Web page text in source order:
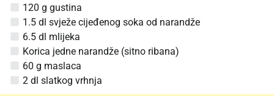
120 g gustina
1.5 dl svježe cijeđenog soka od narandže
6.5 dl mlijeka
Korica jedne narandže (sitno ribana)
60 g maslaca
2 dl slatkog vrhnja